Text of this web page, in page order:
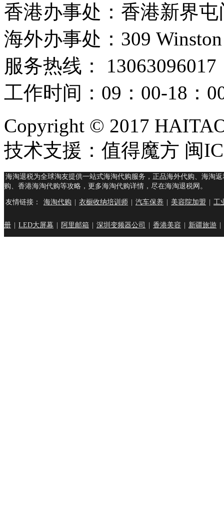
香港办事处：香港新界
海外办事处：309
服务热线： 13063096017
工作时间：09：00-18：
Copyright © 2017
技术支援：值得魔方 闽
海淘退税为全球淘友提供一站式海淘代购服务，正品海外代购、海淘
购、香港海淘代购等攻略，更多海淘代购详情，尽在海淘退税网。
友情链接： 海淘代购 衣橱收纳培训师 汽车保养 美容院加盟 工
册 LED大屏幕 阿里邮箱 深圳变频器公司 香港美容 新疆旅游